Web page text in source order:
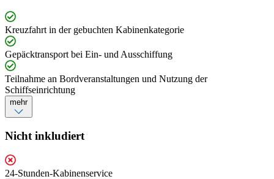
Kreuzfahrt in der gebuchten Kabinenkategorie
Gepäcktransport bei Ein- und Ausschiffung
Teilnahme an Bordveranstaltungen und Nutzung der
Schiffseinrichtung
mehr
Nicht inkludiert
24-Stunden-Kabinenservice